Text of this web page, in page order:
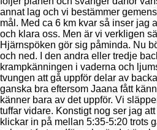
annat lag och vi bestämmer
mål. Med ca 6 km kvar så inser jag
och klara oss. Men är vi verkligen
Hjärnspöken gör sig påminda. Nu
och ned. I den andra eller tredje
krampkänningen i vaderna och
tvungen att gå uppför delar av
ganska bra eftersom Jaana fått
känner bara av det uppför. Vi
tuffar vidare. Konstigt nog ser jag
klickar in på mellan 5:35-5:20 trots